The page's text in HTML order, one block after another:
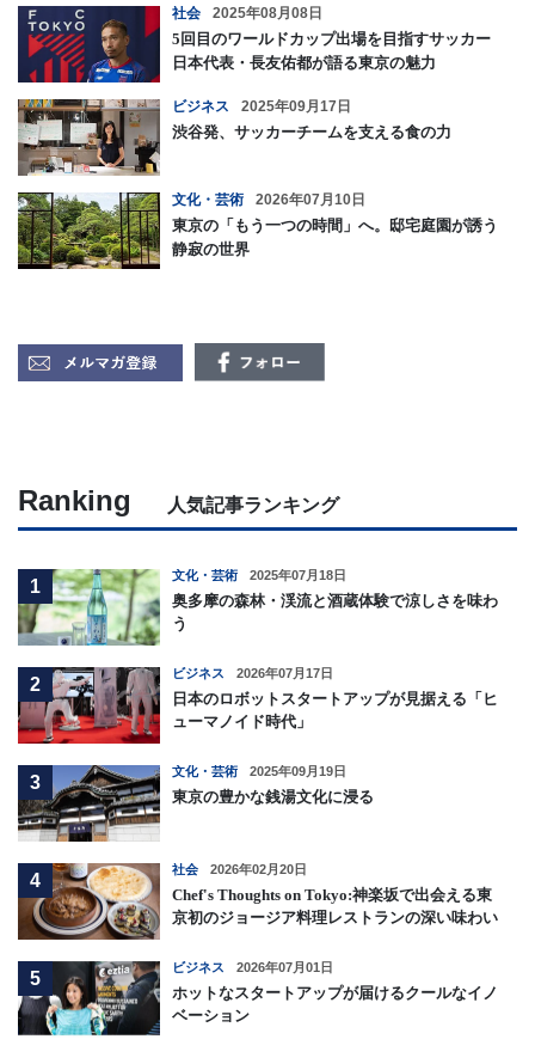
社会 2025年08月08日
5回目のワールドカップ出場を目指すサッカー
日本代表・長友佑都が語る東京の魅力
ビジネス 2025年09月17日
渋谷発、サッカーチームを支える食の力
文化・芸術 2026年07月10日
東京の「もう一つの時間」へ。邸宅庭園が誘う
静寂の世界
Ranking 人気記事ランキング
1
文化・芸術 2025年07月18日
奥多摩の森林・渓流と酒蔵体験で涼しさを味わ
う
2
ビジネス 2026年07月17日
日本のロボットスタートアップが見据える「ヒ
ューマノイド時代」
3
文化・芸術 2025年09月19日
東京の豊かな銭湯文化に浸る
4
社会 2026年02月20日
Chef's Thoughts on Tokyo:神楽坂で出会える東
京初のジョージア料理レストランの深い味わい
5
ビジネス 2026年07月01日
ホットなスタートアップが届けるクールなイノ
ベーション